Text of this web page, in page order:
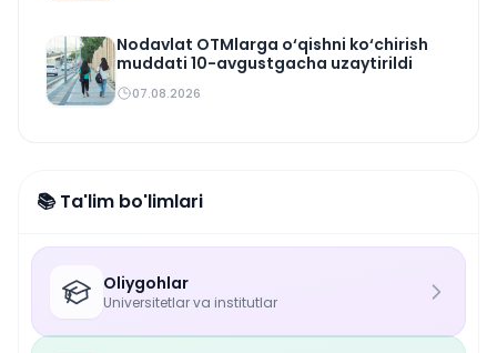
Nodavlat OTMlarga o‘qishni ko‘chirish
muddati 10-avgustgacha uzaytirildi
07.08.2026
📚 Ta'lim bo'limlari
Oliygohlar
Universitetlar va institutlar